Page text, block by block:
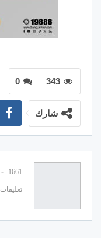
0 343
شارك
1661 المشاركات
تعليقات